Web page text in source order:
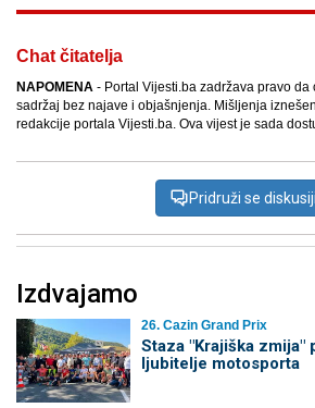
Chat čitatelja
NAPOMENA - Portal Vijesti.ba zadržava pravo da
sadržaj bez najave i objašnjenja. Mišljenja
redakcije portala Vijesti.ba. Ova vijest je sada
Pridruži se diskusiji
Izdvajamo
26. Cazin Grand Prix
Staza "Krajiška zmija"
ljubitelje motosporta